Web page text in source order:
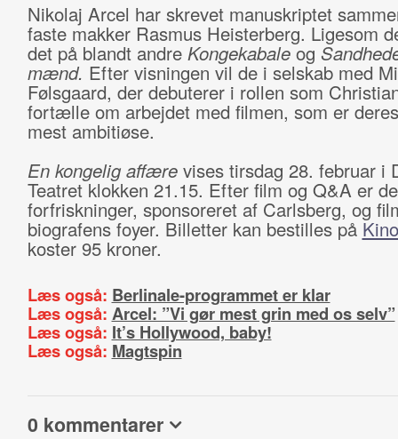
Nikolaj Arcel har skrevet manuskriptet
faste makker Rasmus Heisterberg. Ligesom
det på blandt andre Kongekabaleog
mænd. Efter visningen vil de i selskab med
Følsgaard, der debuterer i rollen som
fortælle om arbejdet med filmen, som er
mest ambitiøse.
En kongelig affærevises tirsdag 28. februar i
Teatret klokken 21.15. Efter film og Q&A er
forfriskninger, sponsoreret af Carlsberg, og
biografens foyer. Billetter kan bestilles på
koster 95 kroner.
Læs også: Berlinale-programmet er klar
Læs også: Arcel: ”Vi gør mest grin med os selv”
Læs også: It’s Hollywood, baby!
Læs også: Magtspin
0 kommentarer